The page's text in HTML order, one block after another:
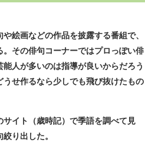
絵画などの作品を披露する番組で、
その俳句コーナーではプロっぽい俳
人が多いのは指導が良いからだろう
せ作るなら少しでも飛び抜けたもの
イト（歳時記）で季語を調べて見
り出した。